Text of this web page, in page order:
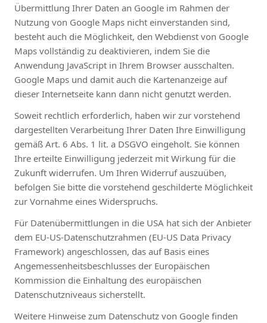
Übermittlung Ihrer Daten an Google im Rahmen der
Nutzung von Google Maps nicht einverstanden sind,
besteht auch die Möglichkeit, den Webdienst von Google
Maps vollständig zu deaktivieren, indem Sie die
Anwendung JavaScript in Ihrem Browser ausschalten.
Google Maps und damit auch die Kartenanzeige auf
dieser Internetseite kann dann nicht genutzt werden.
Soweit rechtlich erforderlich, haben wir zur vorstehend
dargestellten Verarbeitung Ihrer Daten Ihre Einwilligung
gemäß Art. 6 Abs. 1 lit. a DSGVO eingeholt. Sie können
Ihre erteilte Einwilligung jederzeit mit Wirkung für die
Zukunft widerrufen. Um Ihren Widerruf auszuüben,
befolgen Sie bitte die vorstehend geschilderte Möglichkeit
zur Vornahme eines Widerspruchs.
Für Datenübermittlungen in die USA hat sich der Anbieter
dem EU-US-Datenschutzrahmen (EU-US Data Privacy
Framework) angeschlossen, das auf Basis eines
Angemessenheitsbeschlusses der Europäischen
Kommission die Einhaltung des europäischen
Datenschutzniveaus sicherstellt.
Weitere Hinweise zum Datenschutz von Google finden